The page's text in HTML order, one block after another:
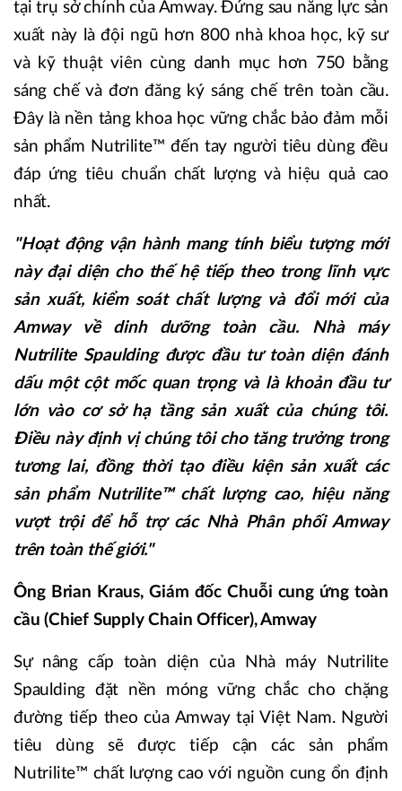
tại trụ sở chính của Amway. Đứng sau năng lực sản
xuất này là đội ngũ hơn 800 nhà khoa học, kỹ sư
và kỹ thuật viên cùng danh mục hơn 750 bằng
sáng chế và đơn đăng ký sáng chế trên toàn cầu.
Đây là nền tảng khoa học vững chắc bảo đảm mỗi
sản phẩm Nutrilite™ đến tay người tiêu dùng đều
đáp ứng tiêu chuẩn chất lượng và hiệu quả cao
nhất.
"Hoạt động vận hành mang tính biểu tượng mới
này đại diện cho thế hệ tiếp theo trong lĩnh vực
sản xuất, kiểm soát chất lượng và đổi mới của
Amway về dinh dưỡng toàn cầu. Nhà máy
Nutrilite Spaulding được đầu tư toàn diện đánh
dấu một cột mốc quan trọng và là khoản đầu tư
lớn vào cơ sở hạ tầng sản xuất của chúng tôi.
Điều này định vị chúng tôi cho tăng trưởng trong
tương lai, đồng thời tạo điều kiện sản xuất các
sản phẩm Nutrilite™ chất lượng cao, hiệu năng
vượt trội để hỗ trợ các Nhà Phân phối Amway
trên toàn thế giới."
Ông Brian Kraus, Giám đốc Chuỗi cung ứng toàn
cầu (Chief Supply Chain Officer), Amway
Sự nâng cấp toàn diện của Nhà máy Nutrilite
Spaulding đặt nền móng vững chắc cho chặng
đường tiếp theo của Amway tại Việt Nam. Người
tiêu dùng sẽ được tiếp cận các sản phẩm
Nutrilite™ chất lượng cao với nguồn cung ổn định